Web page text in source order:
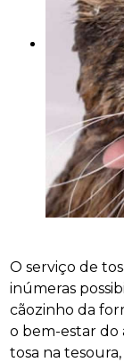
O serviço de
inúmeras
cãozinho da
o bem-estar do
tosa na